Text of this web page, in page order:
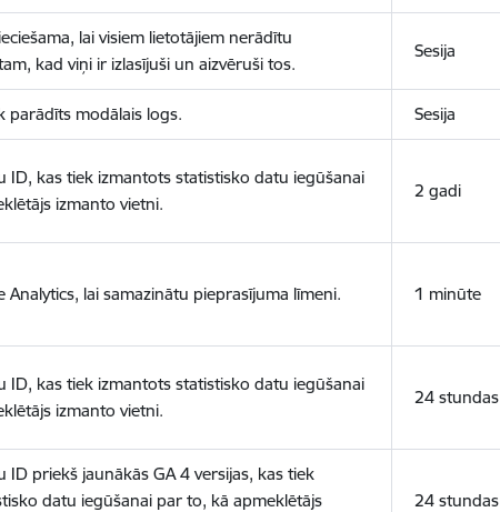
lai visiem lietotājiem nerādītu
kad viņi ir izlasījuši un aizvēruši tos.
Sesija
parādīts modālais logs. Sesija
ID, kas tiek izmantots statistisko datu iegūšanai
izmanto vietni.
2 gadi
Analytics, lai samazinātu pieprasījuma līmeni. 1 minūte
ID, kas tiek izmantots statistisko datu iegūšanai
izmanto vietni.
24 stundas
ID priekš jaunākās GA 4 versijas, kas tiek
datu iegūšanai par to, kā apmeklētājs
24 stundas